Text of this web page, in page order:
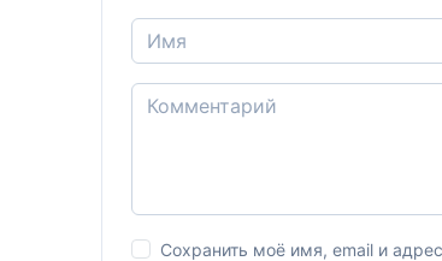
Сохранить моё имя, email и